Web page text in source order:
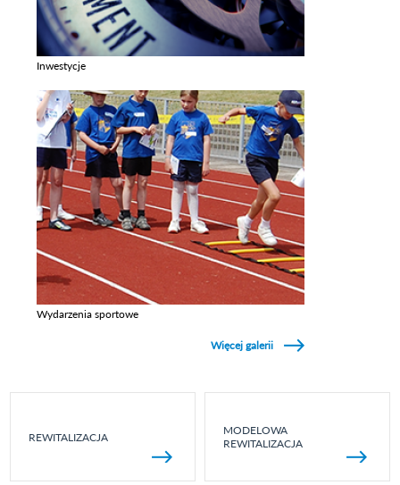
Inwestycje
Wydarzenia sportowe
Więcej galerii
REWITALIZACJA
MODELOWA
REWITALIZACJA